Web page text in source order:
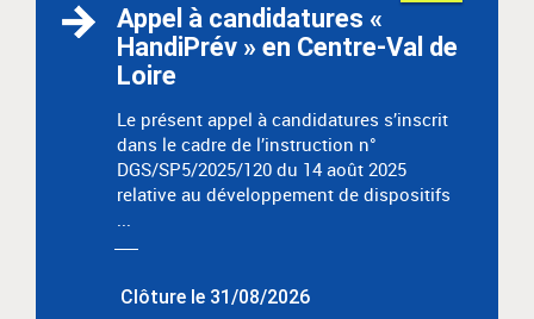
Appel à candidatures «
HandiPrév » en Centre-Val de
Loire
Le présent appel à candidatures s’inscrit
dans le cadre de l’instruction n°
DGS/SP5/2025/120 du 14 août 2025
relative au développement de dispositifs
Clôture le 31/08/2026